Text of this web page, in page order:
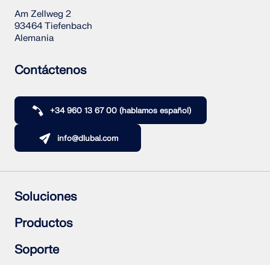
Am Zellweg 2
93464 Tiefenbach
Alemania
Contáctenos
+34 960 13 67 00 (hablamos español)
info@dlubal.com
Soluciones
Estructuras de hormigón armado
Estructuras de acero
Estructuras de madera
Uniones de acero
Productos
RFEM 6
RSTAB 9
Soporte